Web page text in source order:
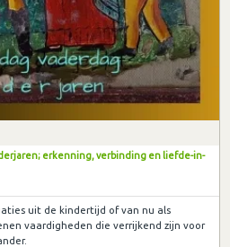
erkenning, verbinding en liefde-in-
uit de kindertijd of van nu als
vaardigheden die verrijkend zijn voor